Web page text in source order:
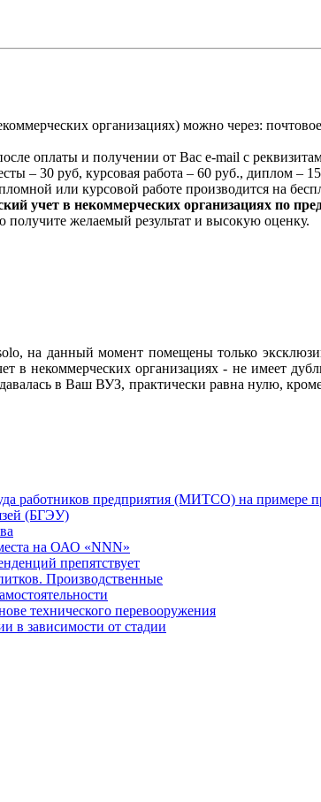
организациях) можно через:
оплаты и получении от Вас e-mail с
– 30 руб, курсовая работа – 60 руб., диплом –
или курсовой работе производится на
учет в некоммерческих организациях по
желаемый результат и высокую оценку.
на данный момент помещены только
в некоммерческих организациях - не имеет
в Ваш ВУЗ, практически равна нулю,
работников предприятия (МИТСО) на примере
(БГЭУ)
на ОАО «NNN»
препятствует
Производственные
технического перевооружения
в зависимости от стадии